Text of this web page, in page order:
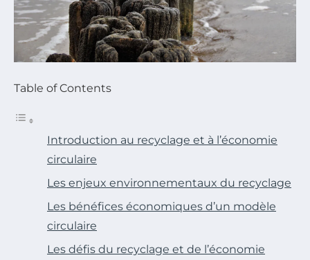
Table of Contents
Introduction au recyclage et à l’économie
circulaire
Les enjeux environnementaux du recyclage
Les bénéfices économiques d’un modèle
circulaire
Les défis du recyclage et de l’économie